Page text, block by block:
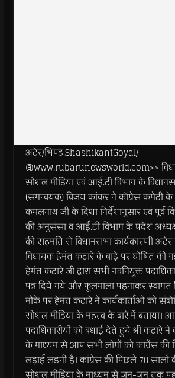
अटेर/भिण्ड.ShashikantGoyal/
@www.rubarunewsworld.com>>
सोशल मीडिया एवं आई.टी विभाग के
(समन्वयक) विजय कांकर ने कॉग्रेस कमेटी के
कमलनाथ जी के दिशा निर्देशानुसार एवं पूर्व
की अनुसंसा व आई.टी विभाग के प्रदेश
की सहमति से विधानसभा कार्यकारणी अटेर
विधायक हेमंत कटारे के बाड़े पर घोषित की
हेमंत कटारे जी द्वारा सभी नवनियुक्त
पत्र दिये गये और फूलमाला पहनाकर स्वागत
मौके पर हेमंत कटारे ने कार्यकार्ताओं को
सोशल मीडिया के महत्व के बारे में बताया।
पदाधिकारीयों को बधाई देते हुये श्री कटारे
के माध्यम से आप सभी लोगों को काग्रेंस की
लड़ाई लडऩी है। कांग्रेस की पिछले 70 सालों
सोशल मीडिया के माध्यम से जन-जन तक